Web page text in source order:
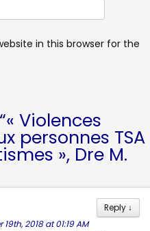
in this browser for the
« Violences
personnes TSA
», Dre M.
Reply ↓
2018 at 01:19 AM